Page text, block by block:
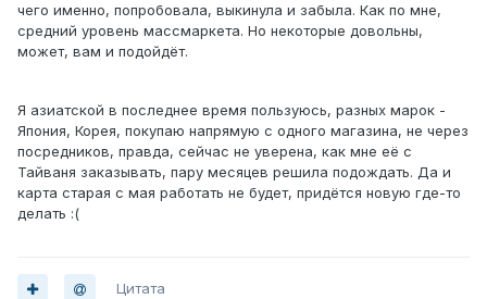
чего именно, попробовала, выкинула и забыла. Как по мне,
средний уровень массмаркета. Но некоторые довольны,
может, вам и подойдёт.
Я азиатской в последнее время пользуюсь, разных марок -
Япония, Корея, покупаю напрямую с одного магазина, не через
посредников, правда, сейчас не уверена, как мне её с
Тайваня заказывать, пару месяцев решила подождать. Да и
карта старая с мая работать не будет, придётся новую где-то
делать :(
Цитата